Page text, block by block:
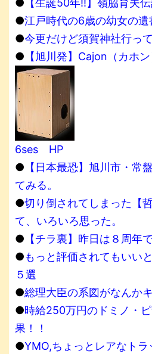
● 【生誕50年!!】嶺脇育夫
●江戸時代の6歳の幼女の遺
●今更だけど須賀神社行って
● 【旭川発】Cajon（カホ
6ses HP
● 【日本最恐】旭川市・常
てみる。
●切り倒されてしまった【
て、いろいろ思った。
● 【チラ裏】昨日は８周年
●もっと評価されてもいい
５選
●総理大臣の系図がなんか
●時給250万円のドミノ・
果！！
●YMO,ちょっとレアなトラ